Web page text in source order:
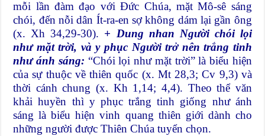
mỗi lần đàm đạo với Đức Chúa, mặt Mô-sê sáng
chói, đến nỗi dân Ít-ra-en sợ không dám lại gần ông
(x. Xh 34,29-30). + Dung nhan Người chói lọi
như mặt trời, và y phục Người trở nên trắng tinh
như ánh sáng: “Chói lọi như mặt trời” là biểu hiện
của sự thuộc về thiên quốc (x. Mt 28,3; Cv 9,3) và
thời cánh chung (x. Kh 1,14; 4,4). Theo thể văn
khải huyền thì y phục trắng tinh giống như ánh
sáng là biểu hiện vinh quang thiên giới dành cho
những người được Thiên Chúa tuyển chọn.